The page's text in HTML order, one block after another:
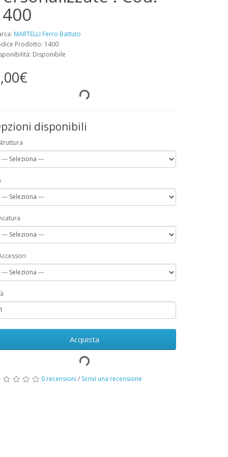
MARTELLI Ferro Battuto
Prodotto: 1400
Disponibile
disponibili
Acquista
0 recensioni / Scrivi una recensione